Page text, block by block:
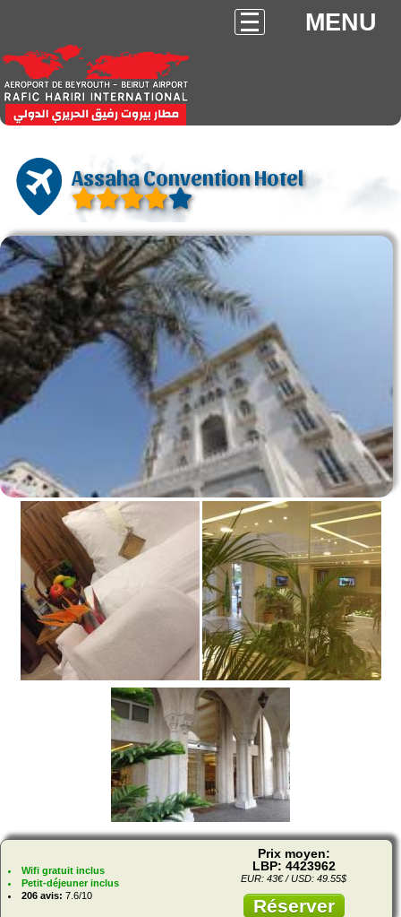
MENU
Assaha Convention Hotel
Wifi gratuit inclus
Petit-déjeuner inclus
206 avis: 7.6/10
Prix moyen:
LBP: 4423962
EUR: 43€ / USD: 49.55$
Réserver